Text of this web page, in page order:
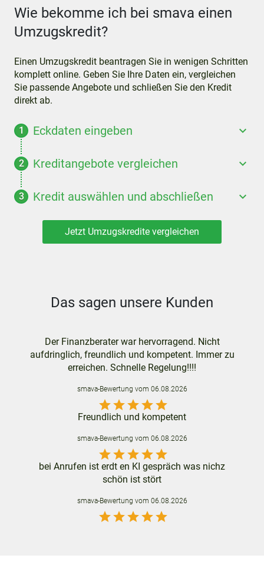
Wie bekomme ich bei smava einen
Umzugskredit?
Einen Umzugskredit beantragen Sie in wenigen Schritten
komplett online. Geben Sie Ihre Daten ein, vergleichen
Sie passende Angebote und schließen Sie den Kredit
direkt ab.
Eckdaten eingeben
Kreditangebote vergleichen
Kredit auswählen und abschließen
Jetzt Umzugskredite vergleichen
Das sagen unsere Kunden
Der Finanzberater war hervorragend. Nicht
aufdringlich, freundlich und kompetent. Immer zu
erreichen. Schnelle Regelung!!!!
smava-Bewertung vom 06.08.2026
starstarstarstarstar
Freundlich und kompetent
smava-Bewertung vom 06.08.2026
starstarstarstarstar
bei Anrufen ist erdt en KI gespräch was nichz
schön ist stört
smava-Bewertung vom 06.08.2026
starstarstarstarstar